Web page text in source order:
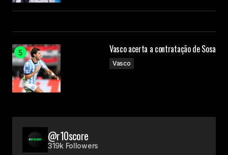
Vasco acerta a contratação de Sosa
Vasco
@r10score
319k Followers